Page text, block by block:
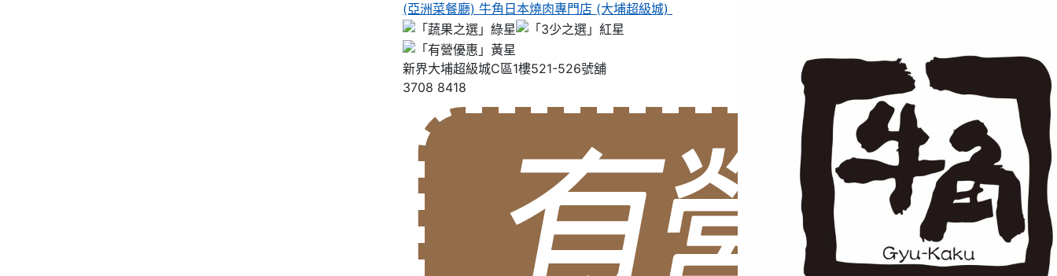
(亞洲菜餐廳) 牛角日本燒肉專門店 (大埔超級城)
新界大埔超級城C區1樓521-526號舖
3708 8418